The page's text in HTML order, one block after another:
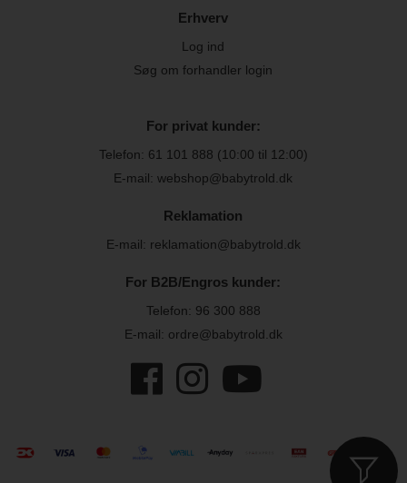
Erhverv
Log ind
Søg om forhandler login
For privat kunder:
Telefon: 61 101 888 (10:00 til 12:00)
E-mail: webshop@babytrold.dk
Reklamation
E-mail: reklamation@babytrold.dk
For B2B/Engros kunder:
Telefon: 96 300 888
E-mail: ordre@babytrold.dk